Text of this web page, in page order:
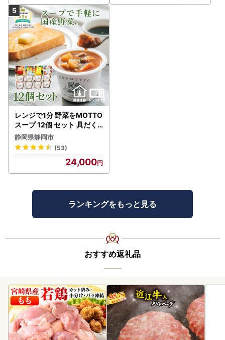
レンジで1分 野菜をMOTTO
スープ 12個 セット 具だく
さんスープ 朝食 惣菜 国産
野菜 常温保存
静岡県静岡市
(53)
24,000
ランキングをもっと見る
おすすめ返礼品